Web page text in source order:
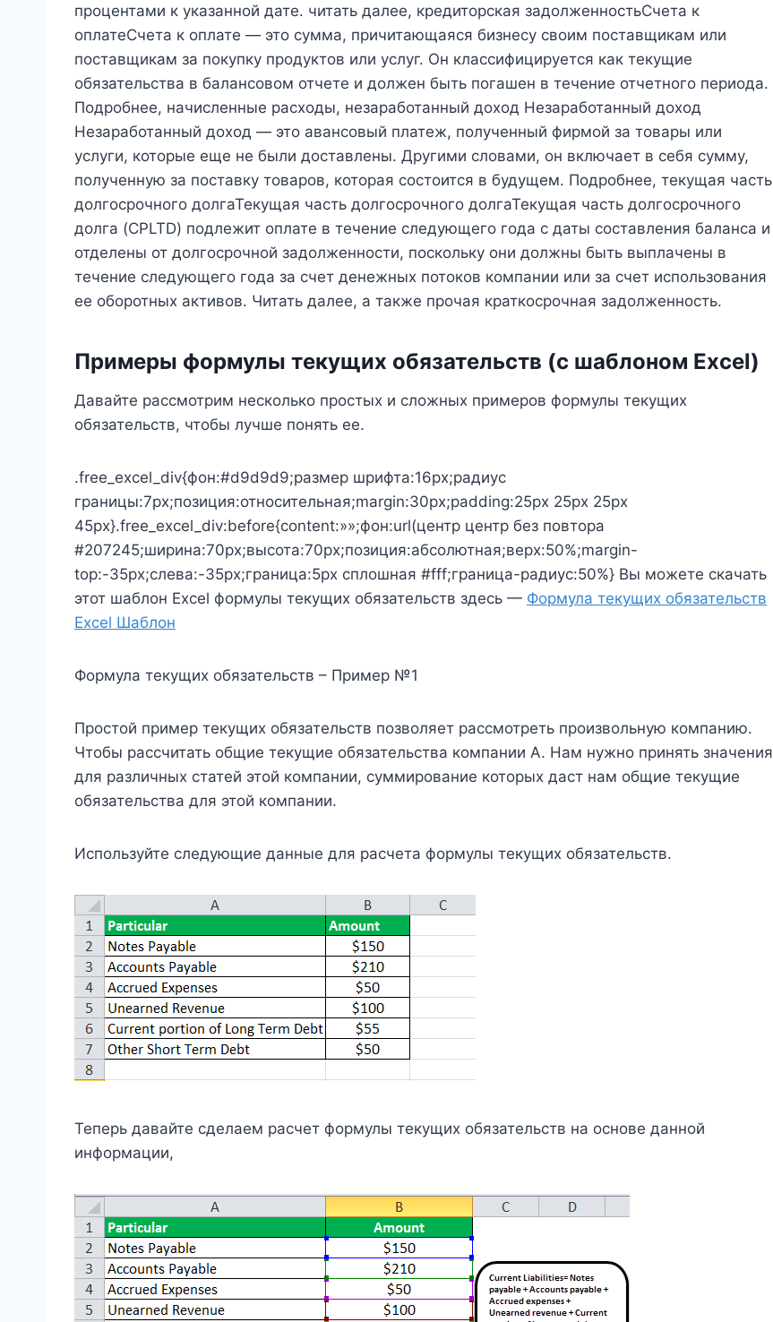
процентами к указанной дате. читать далее, кредиторская задолженностьСчета к
оплатеСчета к оплате — это сумма, причитающаяся бизнесу своим поставщикам или
поставщикам за покупку продуктов или услуг. Он классифицируется как текущие
обязательства в балансовом отчете и должен быть погашен в течение отчетного периода.
Подробнее, начисленные расходы, незаработанный доход Незаработанный доход
Незаработанный доход — это авансовый платеж, полученный фирмой за товары или
услуги, которые еще не были доставлены. Другими словами, он включает в себя сумму,
полученную за поставку товаров, которая состоится в будущем. Подробнее, текущая часть
долгосрочного долгаТекущая часть долгосрочного долгаТекущая часть долгосрочного
долга (CPLTD) подлежит оплате в течение следующего года с даты составления баланса и
отделены от долгосрочной задолженности, поскольку они должны быть выплачены в
течение следующего года за счет денежных потоков компании или за счет использования
ее оборотных активов. Читать далее, а также прочая краткосрочная задолженность.
Примеры формулы текущих обязательств (с шаблоном Excel)
Давайте рассмотрим несколько простых и сложных примеров формулы текущих
обязательств, чтобы лучше понять ее.
.free_excel_div{фон:#d9d9d9;размер шрифта:16px;радиус
границы:7px;позиция:относительная;margin:30px;padding:25px 25px 25px
45px}.free_excel_div:before{content:»»;фон:url(центр центр без повтора
#207245;ширина:70px;высота:70px;позиция:абсолютная;верх:50%;margin-
top:-35px;слева:-35px;граница:5px сплошная #fff;граница-радиус:50%} Вы можете скачать
этот шаблон Excel формулы текущих обязательств здесь — Формула текущих обязательств
Excel Шаблон
Формула текущих обязательств – Пример №1
Простой пример текущих обязательств позволяет рассмотреть произвольную компанию.
Чтобы рассчитать общие текущие обязательства компании A. Нам нужно принять значения
для различных статей этой компании, суммирование которых даст нам общие текущие
обязательства для этой компании.
Используйте следующие данные для расчета формулы текущих обязательств.
Теперь давайте сделаем расчет формулы текущих обязательств на основе данной
информации,